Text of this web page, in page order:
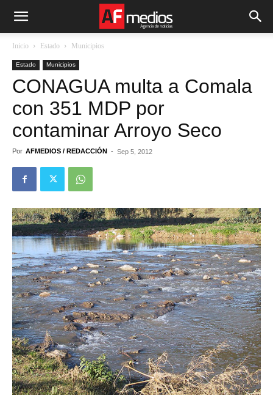
Inicio Estado Municipios
Estado Municipios
CONAGUA multa a Comala
con 351 MDP por
contaminar Arroyo Seco
Por AFMEDIOS / REDACCIÓN - Sep 5, 2012